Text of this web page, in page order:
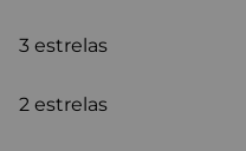
3 estrelas
2 estrelas